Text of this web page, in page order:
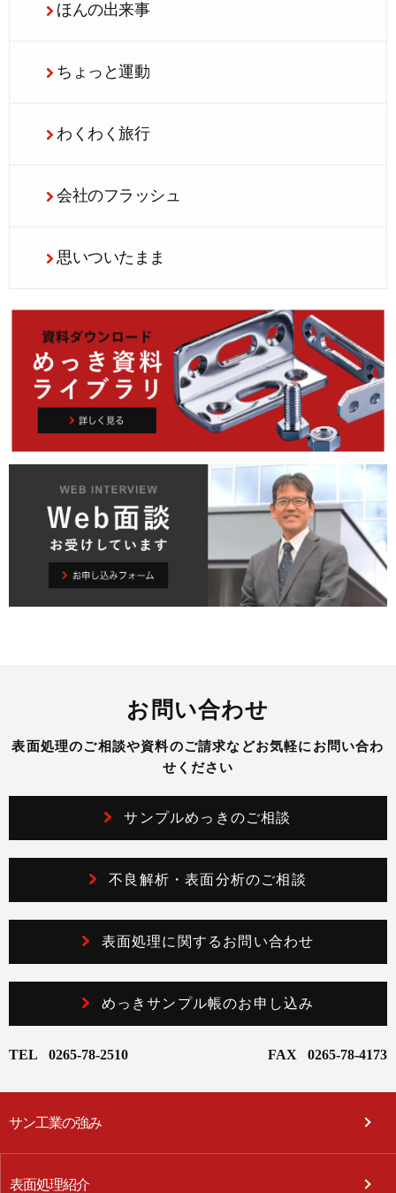
ほんの出来事
ちょっと運動
わくわく旅行
会社のフラッシュ
思いついたまま
お問い合わせ
表面処理のご相談や資料のご請求などお気軽にお問い合わ
せください
サンプルめっきのご相談
不良解析・表面分析のご相談
表面処理に関するお問い合わせ
めっきサンプル帳のお申し込み
TEL 0265-78-2510 FAX 0265-78-4173
サン工業の強み
表面処理紹介